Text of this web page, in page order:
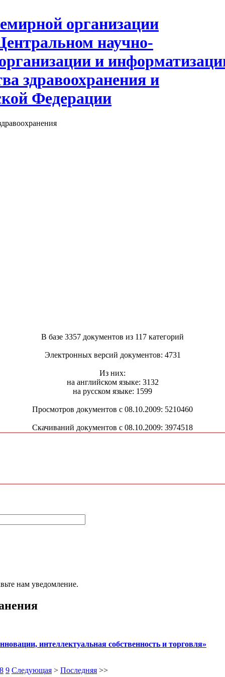
В базе 3357 документов из 117 категорий
Электронных версий документов: 4731
Из них:
на английском языке: 3132
на русском языке: 1599
Просмотров документов с 08.10.2009: 5210460
Скачиваний документов с 08.10.2009: 3974518
нам уведомление.
интеллектуальная собственность и торговля»
8 9 Следующая > Последняя >>